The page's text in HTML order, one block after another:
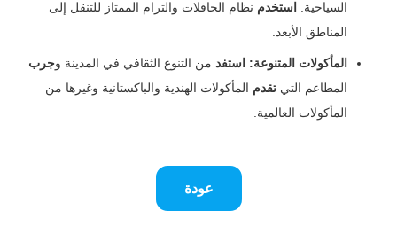
السياحية.
استخدم نظام الحافلات والترام الممتاز للتنقل إلى
المناطق الأبعد.
المأكولات المتنوعة: استفد من التنوع الثقافي في المدينة وجرب
المطاعم التي تقدم المأكولات الهندية والباكستانية وغيرها من
المأكولات العالمية.
عودة